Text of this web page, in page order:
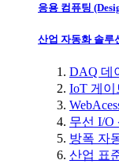
응용 컴퓨팅
산업 자동화 솔루
DAQ 데
IoT 게
무선 I/O
방폭 자
산업 표